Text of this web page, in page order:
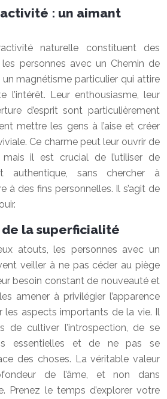
: un aimant
naturelle constituent des
personnes avec un Chemin de
magnétisme particulier qui attire
l’intérêt. Leur enthousiasme, leur
d’esprit sont particulièrement
mettre les gens à l’aise et créer
Ce charme peut leur ouvrir de
mais il est crucial de l’utiliser de
authentique, sans chercher à
à des fins personnelles. Il s’agit de
la superficialité
atouts, les personnes avec un
veiller à ne pas céder au piège
besoin constant de nouveauté et
amener à privilégier l’apparence
les aspects importants de la vie. Il
de cultiver l’introspection, de se
essentielles et de ne pas se
des choses. La véritable valeur
de l’âme, et non dans
Prenez le temps d’explorer votre